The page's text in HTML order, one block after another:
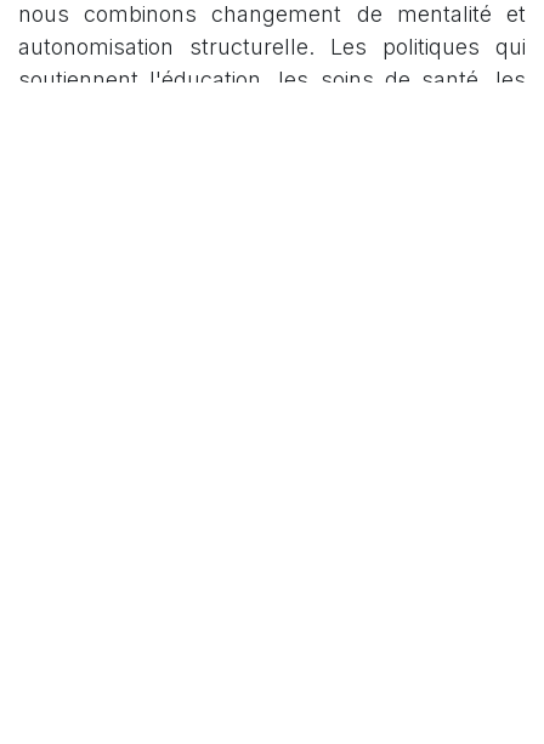
nous combinons changement de mentalité et
autonomisation structurelle. Les politiques qui
soutiennent l'éducation, les soins de santé, les